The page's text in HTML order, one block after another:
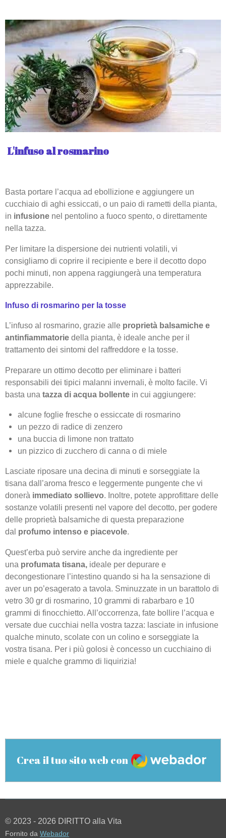
L'infuso al rosmarino
Basta portare l’acqua ad ebollizione e aggiungere un
cucchiaio di aghi essiccati, o un paio di rametti della pianta,
in infusione nel pentolino a fuoco spento, o direttamente
nella tazza.
Per limitare la dispersione dei nutrienti volatili, vi
consigliamo di coprire il recipiente e bere il decotto dopo
pochi minuti, non appena raggiungerà una temperatura
apprezzabile.
Infuso di rosmarino per la tosse
L’infuso al rosmarino, grazie alle proprietà balsamiche e
antinfiammatorie della pianta, è ideale anche per il
trattamento dei sintomi del raffreddore e la tosse.
Preparare un ottimo decotto per eliminare i batteri
responsabili dei tipici malanni invernali, è molto facile. Vi
basta una tazza di acqua bollente in cui aggiungere:
alcune foglie fresche o essiccate di rosmarino
un pezzo di radice di zenzero
una buccia di limone non trattato
un pizzico di zucchero di canna o di miele
Lasciate riposare una decina di minuti e sorseggiate la
tisana dall’aroma fresco e leggermente pungente che vi
donerà immediato sollievo. Inoltre, potete approfittare delle
sostanze volatili presenti nel vapore del decotto, per godere
delle proprietà balsamiche di questa preparazione
dal profumo intenso e piacevole.
Quest’erba può servire anche da ingrediente per
una profumata tisana, ideale per depurare e
decongestionare l’intestino quando si ha la sensazione di
aver un po’esagerato a tavola. Sminuzzate in un barattolo di
vetro 30 gr di rosmarino, 10 grammi di rabarbaro e 10
grammi di finocchietto. All’occorrenza, fate bollire l’acqua e
versate due cucchiai nella vostra tazza: lasciate in infusione
qualche minuto, scolate con un colino e sorseggiate la
vostra tisana. Per i più golosi è concesso un cucchiaino di
miele e qualche grammo di liquirizia!
Crea il tuo sito web con
Webador
© 2023 - 2026 DIRITTO alla Vita
Fornito da Webador